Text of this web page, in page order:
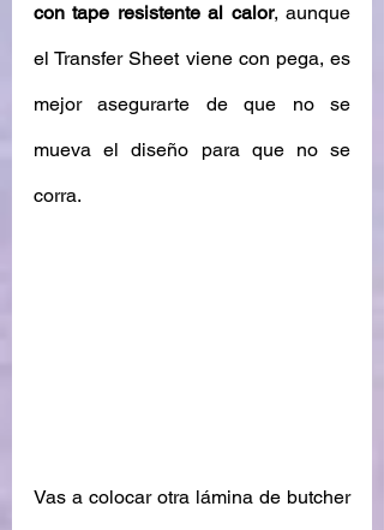
con tape resistente al calor, aunque
el Transfer Sheet viene con pega, es
mejor asegurarte de que no se
mueva el diseño para que no se
corra.
Vas a colocar otra lámina de butcher